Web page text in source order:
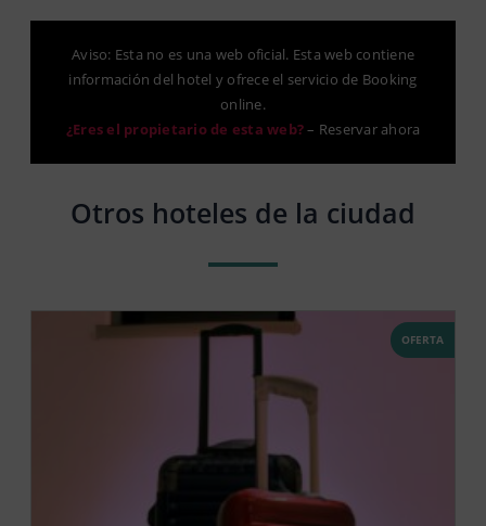
Aviso: Esta no es una web oficial. Esta web contiene
información del hotel y ofrece el servicio de Booking
online.
¿Eres el propietario de esta web?– Reservar ahora
Otros hoteles de la ciudad
OFERTA